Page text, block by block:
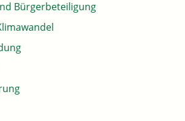
Bürgerbeteiligung